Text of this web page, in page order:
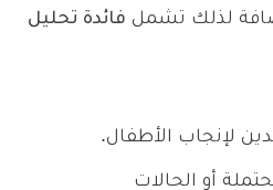
لذلك تشمل فائدة تحليل
لإنجاب الأطفال.
أو الحالات